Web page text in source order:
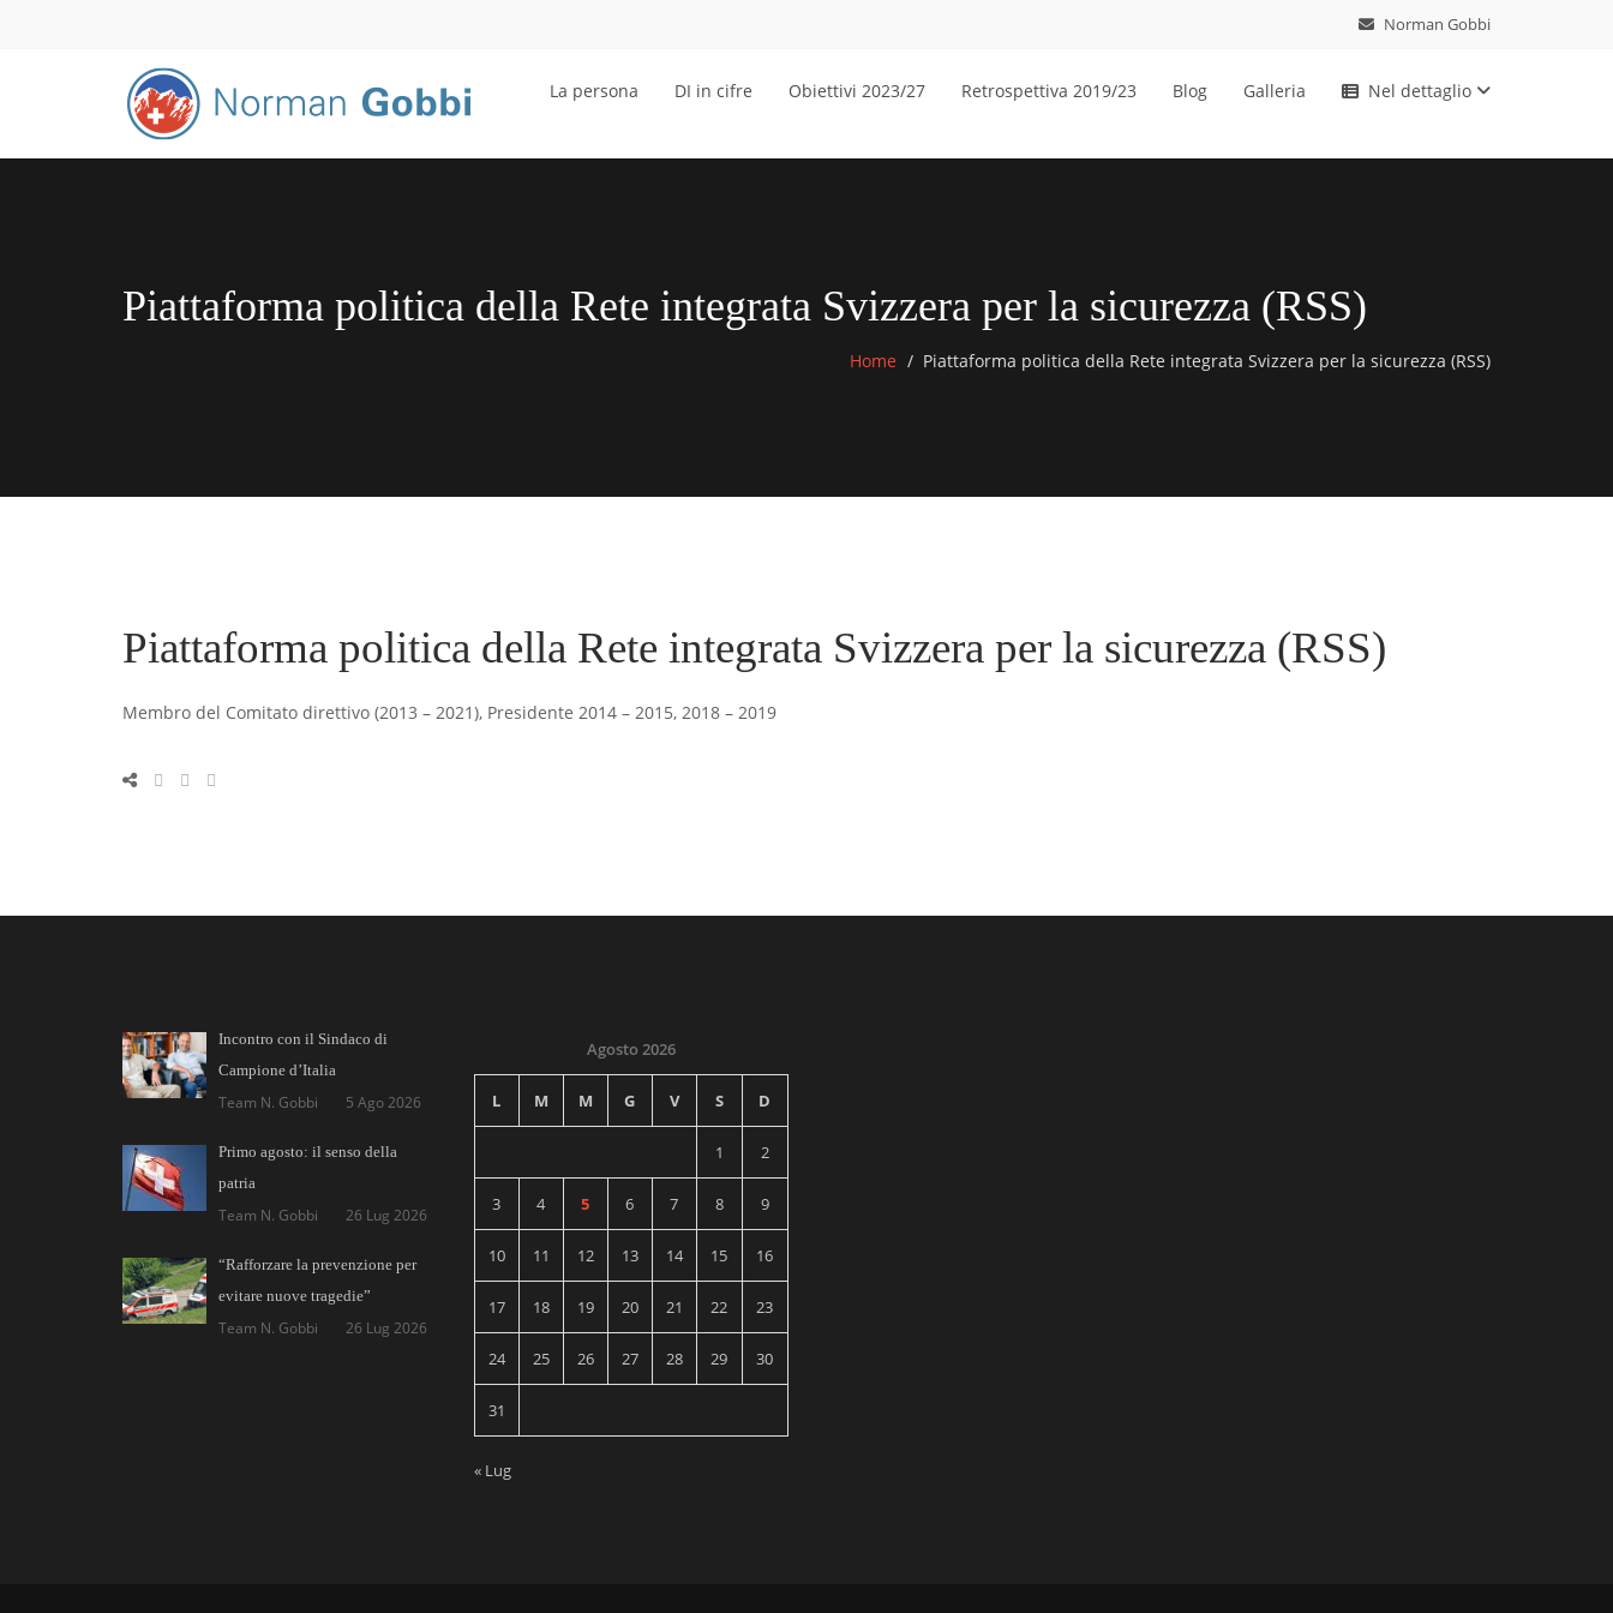
Norman Gobbi
La persona DI in cifre Obiettivi 2023/27 Retrospettiva 2019/23 Blog Galleria Nel dettaglio
Piattaforma politica della Rete integrata Svizzera per la sicurezza (RSS)
Home Piattaforma politica della Rete integrata Svizzera per la sicurezza (RSS)
Piattaforma politica della Rete integrata Svizzera per la sicurezza (RSS)
Membro del Comitato direttivo (2013 – 2021), Presidente 2014 – 2015, 2018 – 2019
Incontro con il Sindaco di
Campione d’Italia
Team N. Gobbi 5 Ago 2026
Primo agosto: il senso della
patria
Team N. Gobbi 26 Lug 2026
“Rafforzare la prevenzione per
evitare nuove tragedie”
Team N. Gobbi 26 Lug 2026
Agosto 2026
L M M G V S D
1 2
3 4 5 6 7 8 9
10 11 12 13 14 15 16
17 18 19 20 21 22 23
24 25 26 27 28 29 30
31
« Lug